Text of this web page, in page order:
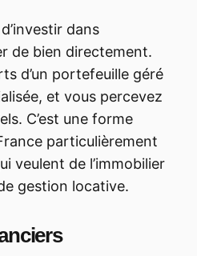
dans
de bien directement.
d’un portefeuille géré
et vous percevez
C’est une forme
particulièrement
veulent de l’immobilier
gestion locative.